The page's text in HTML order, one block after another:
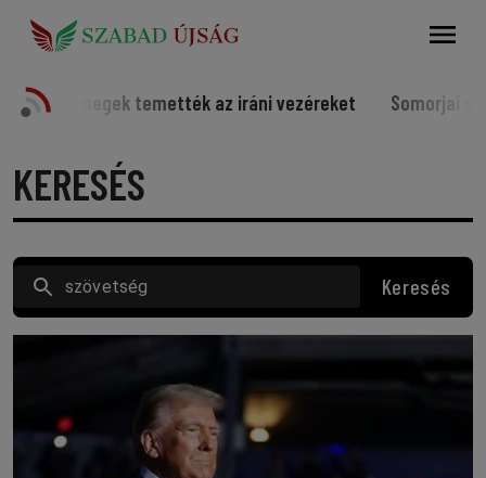
az iráni vezéreket Somorjai sportolók a világ
KERESÉS
Keresés